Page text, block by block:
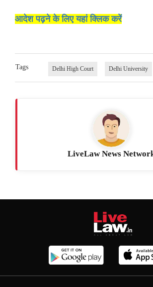
आदेश पढ़ने के लिए यहां क्लिक करें
Tags Delhi High Court Delhi University
LiveLaw News